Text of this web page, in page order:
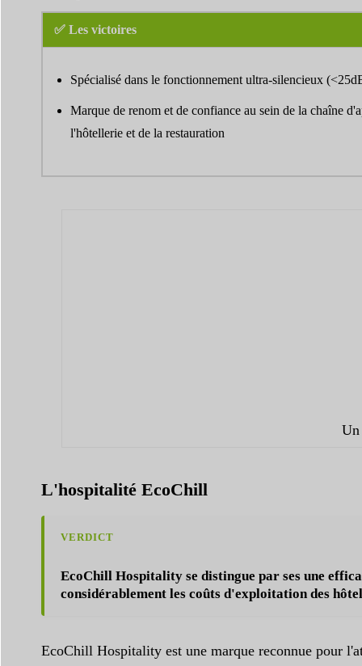
✅ Les victoires
Spécialisé dans le fonctionnement ultra-silencieux
Marque de renom et de confiance au sein de la chaîne
l'hôtellerie et de la restauration
Un
L'hospitalité EcoChill
VERDICT
EcoChill Hospitality se distingue par ses une
considérablement les coûts d'exploitation des
EcoChill Hospitality est une marque reconnue pour